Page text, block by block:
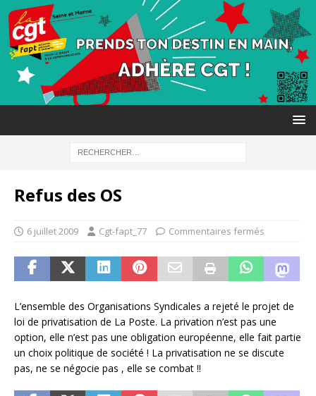
Refus des OS
6 juillet 2009 Cgt-fapt_77 Commentaires fermés
L’ensemble des Organisations Syndicales a rejeté le projet de
loi de privatisation de La Poste. La privation n’est pas une
option, elle n’est pas une obligation européenne, elle fait partie
un choix politique de société ! La privatisation ne se discute
pas, ne se négocie pas , elle se combat !!